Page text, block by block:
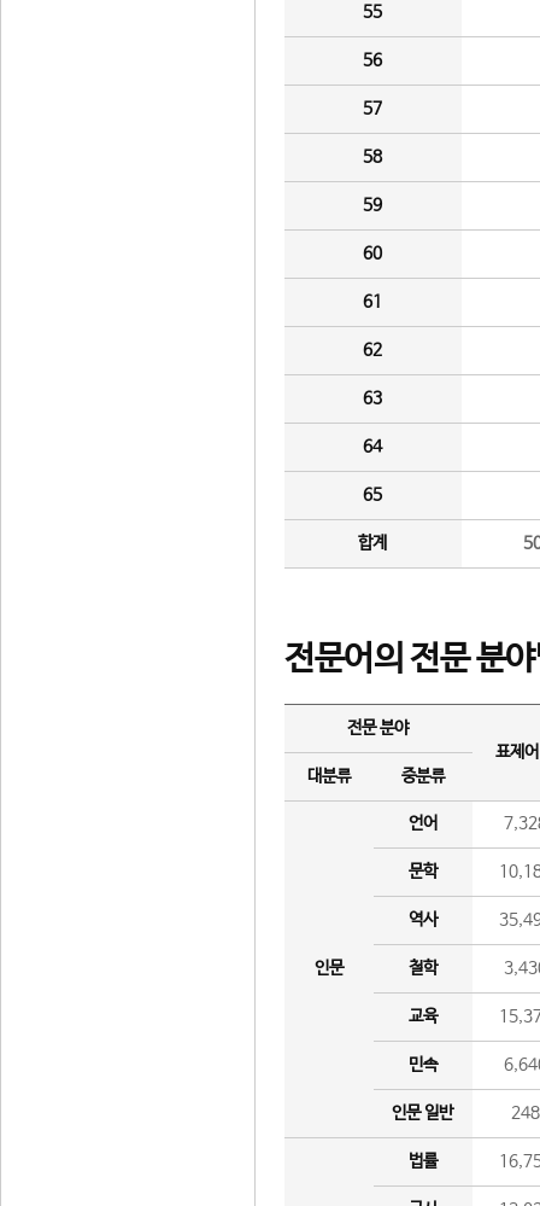
55
56
57
58
59
60
61
62
63
64
65
합계
전문어의 전문 분
전문 분야
표제
대분류
중분류
인문
언어
문학
역사
철학
교육
민속
인문 일반 248
법률